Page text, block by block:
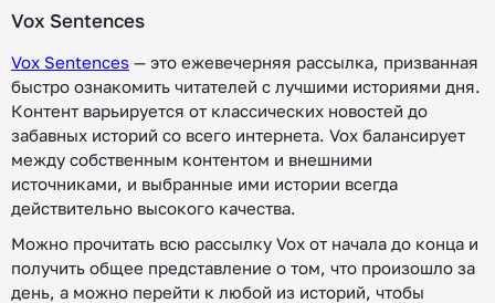
Vox Sentences
Vox Sentences — это ежевечерняя рассылка, призванная
быстро ознакомить читателей с лучшими историями дня.
Контент варьируется от классических новостей до
забавных историй со всего интернета. Vox балансирует
между собственным контентом и внешними
источниками, и выбранные ими истории всегда
действительно высокого качества.
Можно прочитать всю рассылку Vox от начала до конца и
получить общее представление о том, что произошло за
день, а можно перейти к любой из историй, чтобы